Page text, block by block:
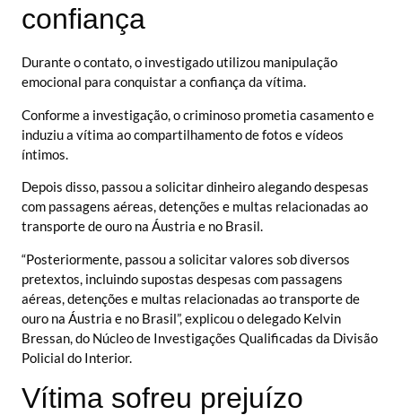
confiança
Durante o contato, o investigado utilizou manipulação
emocional para conquistar a confiança da vítima.
Conforme a investigação, o criminoso prometia casamento e
induziu a vítima ao compartilhamento de fotos e vídeos
íntimos.
Depois disso, passou a solicitar dinheiro alegando despesas
com passagens aéreas, detenções e multas relacionadas ao
transporte de ouro na Áustria e no Brasil.
“Posteriormente, passou a solicitar valores sob diversos
pretextos, incluindo supostas despesas com passagens
aéreas, detenções e multas relacionadas ao transporte de
ouro na Áustria e no Brasil”, explicou o delegado Kelvin
Bressan, do Núcleo de Investigações Qualificadas da Divisão
Policial do Interior.
Vítima sofreu prejuízo